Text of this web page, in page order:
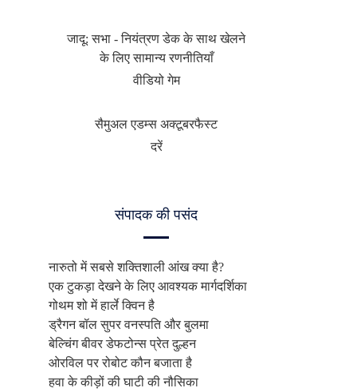
जादू: सभा - नियंत्रण डेक के साथ खेलने
के लिए सामान्य रणनीतियाँ
वीडियो गेम
सैमुअल एडम्स अक्टूबरफैस्ट
दरें
संपादक की पसंद
नारुतो में सबसे शक्तिशाली आंख क्या है?
एक टुकड़ा देखने के लिए आवश्यक मार्गदर्शिका
गोथम शो में हार्ले क्विन है
ड्रैगन बॉल सुपर वनस्पति और बुलमा
बेल्चिंग बीवर डेफटोन्स प्रेत दुल्हन
ओरविल पर रोबोट कौन बजाता है
हवा के कीड़ों की घाटी की नौसिका